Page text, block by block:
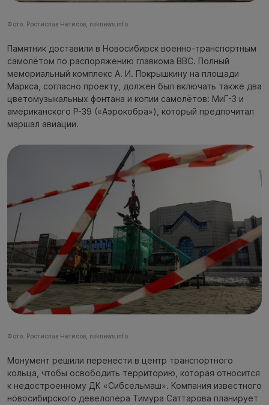
Фото: Ростислав Нетисов, nsknews.info
Памятник доставили в Новосибирск военно-транспортным
самолётом по распоряжению главкома ВВС. Полный
мемориальный комплекс А. И. Покрышкину на площади
Маркса, согласно проекту, должен был включать также два
цветомузыкальных фонтана и копии самолётов: МиГ-3 и
американского Р-39 («Аэрокобра»), который предпочитал
маршал авиации.
Фото: Ростислав Нетисов, nsknews.info
Монумент решили перенести в центр транспортного
кольца, чтобы освободить территорию, которая относится
к недостроенному ДК «Сибсельмаш». Компания известного
новосибирского девелопера Тимура Саттарова планирует